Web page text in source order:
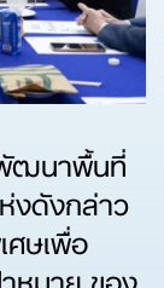
พัฒนาพื้นที่
งดังกล่าว
ศษเพื่อ